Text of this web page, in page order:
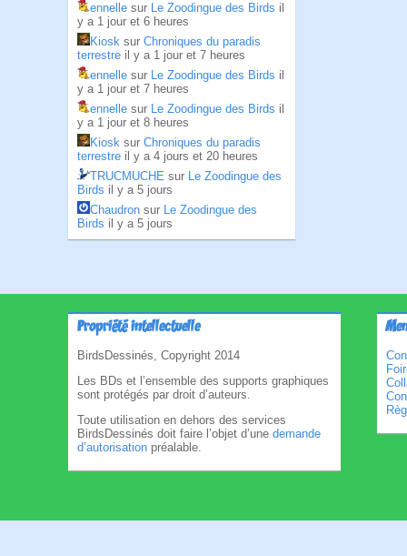
ennelle sur Le Zoodingue des Birds il
y a 1 jour et 6 heures
Kiosk sur Chroniques du paradis
terrestre il y a 1 jour et 7 heures
ennelle sur Le Zoodingue des Birds il
y a 1 jour et 7 heures
ennelle sur Le Zoodingue des Birds il
y a 1 jour et 8 heures
Kiosk sur Chroniques du paradis
terrestre il y a 4 jours et 20 heures
TRUCMUCHE sur Le Zoodingue des
Birds il y a 5 jours
Chaudron sur Le Zoodingue des
Birds il y a 5 jours
Propriété intellectuelle
BirdsDessinés, Copyright 2014
Les BDs et l’ensemble des supports graphiques
sont protégés par droit d’auteurs.
Toute utilisation en dehors des services
BirdsDessinés doit faire l’objet d’une demande
d’autorisation préalable.